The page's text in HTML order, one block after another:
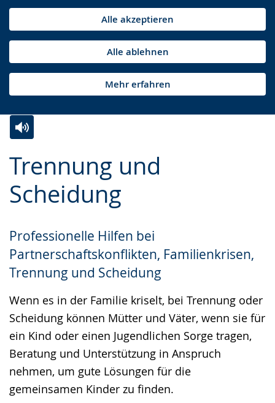
Alle akzeptieren
Alle ablehnen
Mehr erfahren
Trennung und
Scheidung
Professionelle Hilfen bei
Partnerschaftskonflikten, Familienkrisen,
Trennung und Scheidung
Wenn es in der Familie kriselt, bei Trennung oder
Scheidung können Mütter und Väter, wenn sie für
ein Kind oder einen Jugendlichen Sorge tragen,
Beratung und Unterstützung in Anspruch
nehmen, um gute Lösungen für die
gemeinsamen Kinder zu finden.
Leichten
Sprache
wechseln.
Audio-
Unterstützung.
Video
in
Deutscher
wird
angezeigt.